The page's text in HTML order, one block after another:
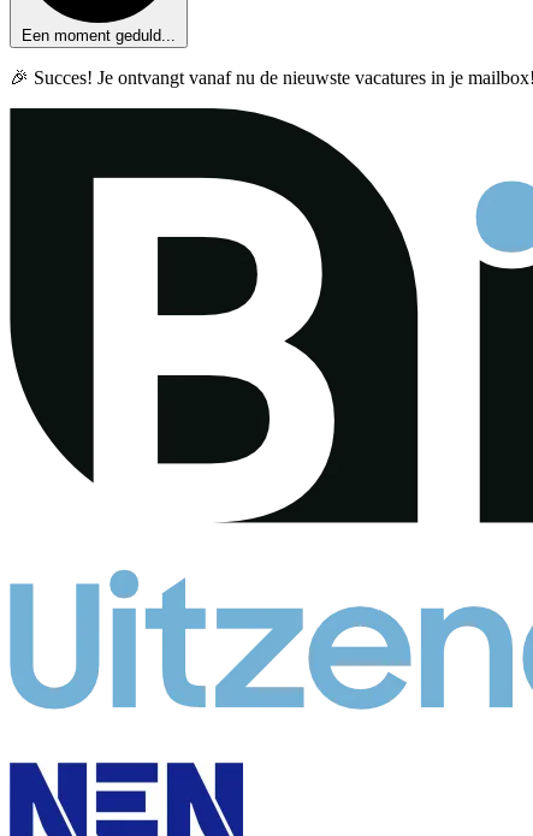
Een moment geduld...
🎉 Succes! Je ontvangt vanaf nu de nieuwste vacatures in je mailbox!